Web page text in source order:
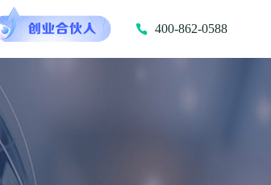
400-862-0588